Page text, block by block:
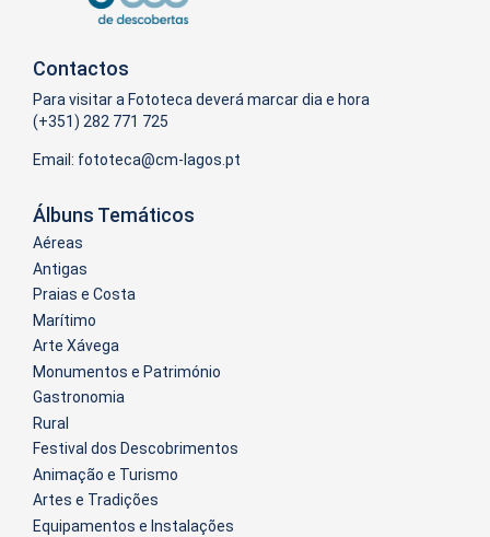
Contactos
Para visitar a Fototeca deverá marcar dia e hora
(+351) 282 771 725
Email:
Álbuns Temáticos
Aéreas
Antigas
Praias e Costa
Marítimo
Arte Xávega
Monumentos e Património
Gastronomia
Rural
Festival dos Descobrimentos
Animação e Turismo
Artes e Tradições
Equipamentos e Instalações